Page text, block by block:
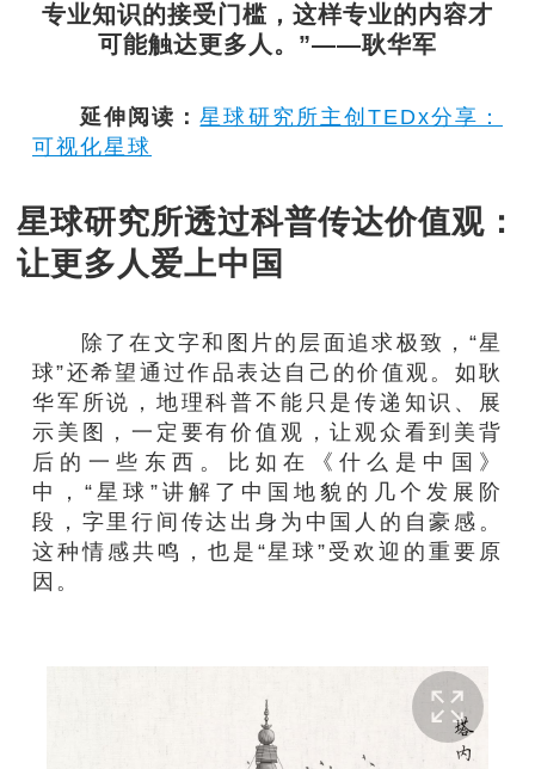
专业知识的接受门槛，这样专业的内容才
可能触达更多人。”——耿华军
延伸阅读：星球研究所主创TEDx分享：
可视化星球
星球研究所透过科普传达价值观：
让更多人爱上中国
除了在文字和图片的层面追求极致，“星
球”还希望通过作品表达自己的价值观。如耿
华军所说，地理科普不能只是传递知识、展
示美图，一定要有价值观，让观众看到美背
后的一些东西。比如在《什么是中国》
中，“星球”讲解了中国地貌的几个发展阶
段，字里行间传达出身为中国人的自豪感。
这种情感共鸣，也是“星球”受欢迎的重要原
因。